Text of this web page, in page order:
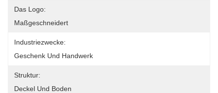
Das Logo:
Maßgeschneidert
Industriezwecke:
Geschenk Und Handwerk
Struktur:
Deckel Und Boden